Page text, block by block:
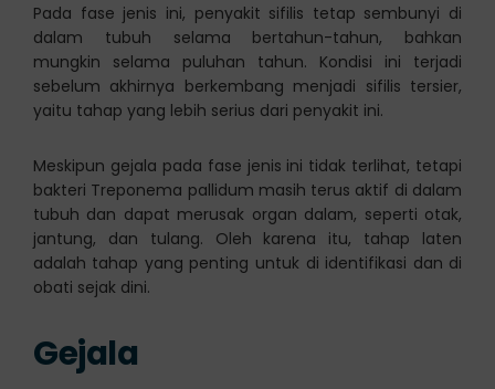
Pada fase jenis ini, penyakit sifilis tetap sembunyi di
dalam tubuh selama bertahun-tahun, bahkan
mungkin selama puluhan tahun. Kondisi ini terjadi
sebelum akhirnya berkembang menjadi sifilis tersier,
yaitu tahap yang lebih serius dari penyakit ini.
Meskipun gejala pada fase jenis ini tidak terlihat, tetapi
bakteri Treponema pallidum masih terus aktif di dalam
tubuh dan dapat merusak organ dalam, seperti otak,
jantung, dan tulang. Oleh karena itu, tahap laten
adalah tahap yang penting untuk di identifikasi dan di
obati sejak dini.
Gejala